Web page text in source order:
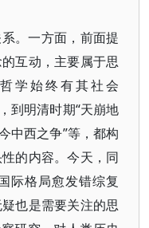
。一方面，前面提
互动，主要属于思
学始终有其社会
到明清时期“天崩地
中西之争”等，都构
的内容。今天，同
际格局愈发错综复
也是需要关注的思